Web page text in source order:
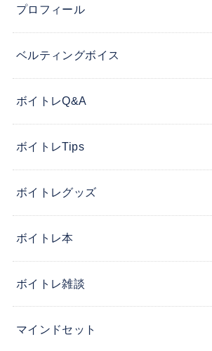
プロフィール
ベルティングボイス
ボイトレQ&A
ボイトレTips
ボイトレグッズ
ボイトレ本
ボイトレ雑談
マインドセット